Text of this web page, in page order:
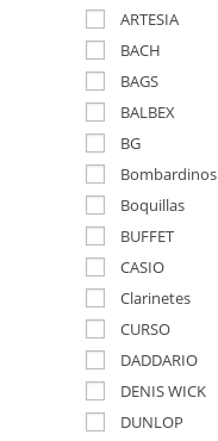
ARTESIA
BACH
BAGS
BALBEX
BG
Bombardinos
Boquillas
BUFFET
CASIO
Clarinetes
CURSO
DADDARIO
DENIS WICK
DUNLOP